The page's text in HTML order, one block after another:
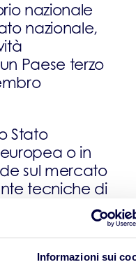
Informazioni sui
nazionale
nazionale,
Paese terzo
Stato
o in
sul mercato
tecniche di
domestici o a